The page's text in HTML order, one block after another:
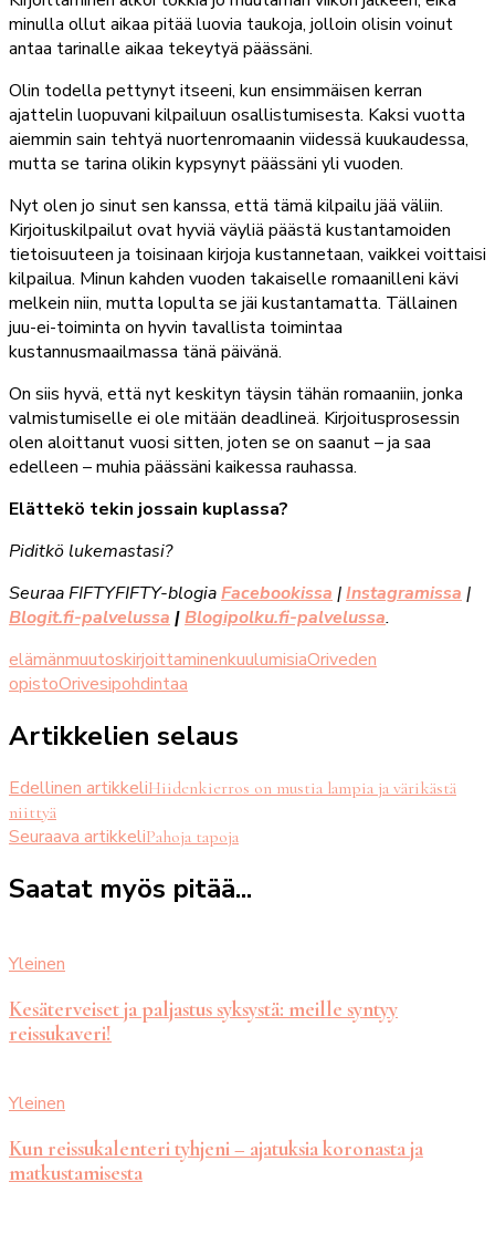
minulla ollut aikaa pitää luovia taukoja, jolloin olisin voinut
antaa tarinalle aikaa tekeytyä päässäni.
Olin todella pettynyt itseeni, kun ensimmäisen kerran
ajattelin luopuvani kilpailuun osallistumisesta. Kaksi vuotta
aiemmin sain tehtyä nuortenromaanin viidessä kuukaudessa,
mutta se tarina olikin kypsynyt päässäni yli vuoden.
Nyt olen jo sinut sen kanssa, että tämä kilpailu jää väliin.
Kirjoituskilpailut ovat hyviä väyliä päästä kustantamoiden
tietoisuuteen ja toisinaan kirjoja kustannetaan, vaikkei voittaisi
kilpailua. Minun kahden vuoden takaiselle romaanilleni kävi
melkein niin, mutta lopulta se jäi kustantamatta. Tällainen
juu-ei-toiminta on hyvin tavallista toimintaa
kustannusmaailmassa tänä päivänä.
On siis hyvä, että nyt keskityn täysin tähän romaaniin, jonka
valmistumiselle ei ole mitään deadlineä. Kirjoitusprosessin
olen aloittanut vuosi sitten, joten se on saanut – ja saa
edelleen – muhia päässäni kaikessa rauhassa.
Elättekö tekin jossain kuplassa?
Piditkö lukemastasi?
Seuraa FIFTYFIFTY-blogiaFacebookissa |Instagramissa |
Blogit.fi-palvelussa |Blogipolku.fi-palvelussa.
elämänmuutoskirjoittaminenkuulumisiaOriveden
opistoOrivesipohdintaa
Artikkelien selaus
Edellinen artikkeliHiidenkierros on mustia lampia ja värikästä
niittyä
Seuraava artikkeliPahoja tapoja
Saatat myös pitää...
Yleinen
Kesäterveiset ja paljastus syksystä: meille syntyy
reissukaveri!
Yleinen
Kun reissukalenteri tyhjeni – ajatuksia koronasta ja
matkustamisesta